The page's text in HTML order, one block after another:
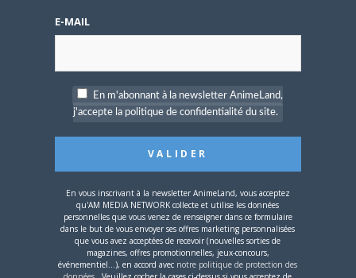
ARTICLES LIÉS
5 AOÛT 2026 0
L’AnimeLand Hors-Série
– Spécial Posters est
disponible !
E-MAIL
En m'abonnant à la newsletter AnimeLand,
j'accepte la politique de confidentialité du site.
En vous inscrivant à la newsletter AnimeLand, vous acceptez
qu'AM MEDIA NETWORK collecte et utilise les données
personnelles que vous venez de renseigner dans ce formulaire
dans le but de vous envoyer ses offres marketing personnalisées
que vous avez acceptées de recevoir (nouvelles sorties de
magazines, offres promotionnelles, jeux-concours,
événementiel...), en accord avec notre politique de protection des